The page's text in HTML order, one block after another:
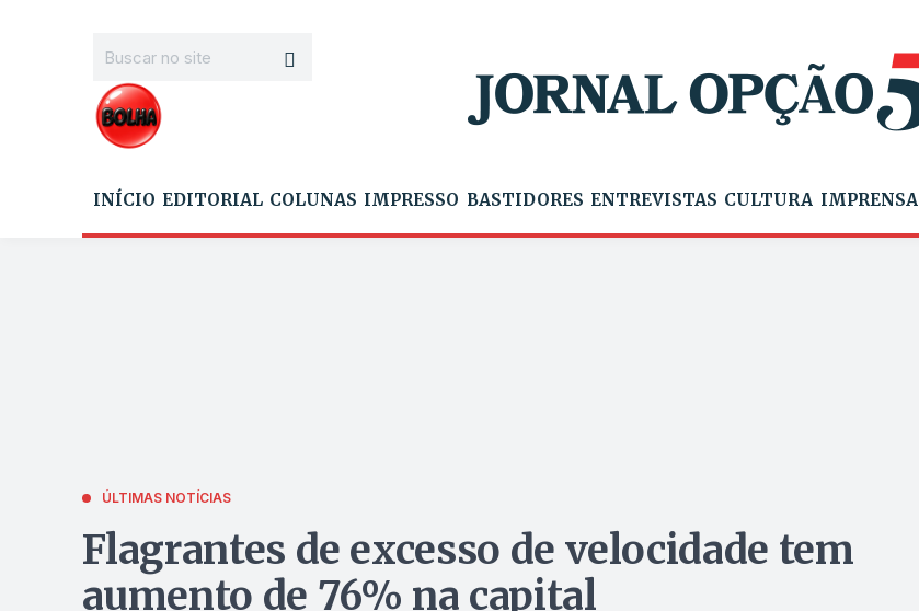
INÍCIO EDITORIAL COLUNAS IMPRESSO BASTIDORES ENTREVISTAS CULTURA IMPRENSA
ÚLTIMAS NOTÍCIAS
Flagrantes de excesso de velocidade tem
aumento de 76% na capital